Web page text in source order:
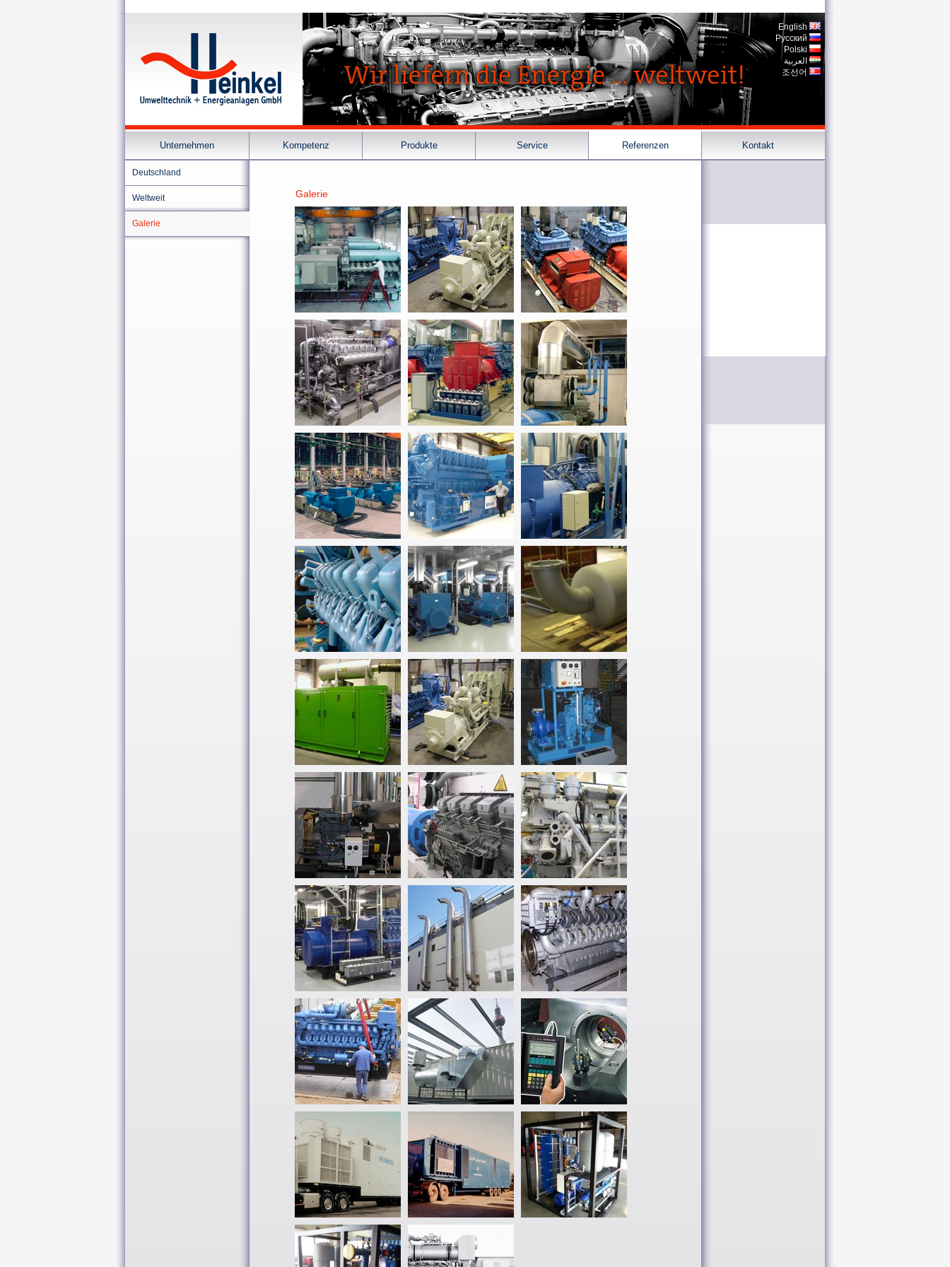
Unternehmen Kompetenz Produkte Service Referenzen Kontakt
English
Pусский
Polski
العربية
조선어
Deutschland
Weltweit
Galerie
Galerie